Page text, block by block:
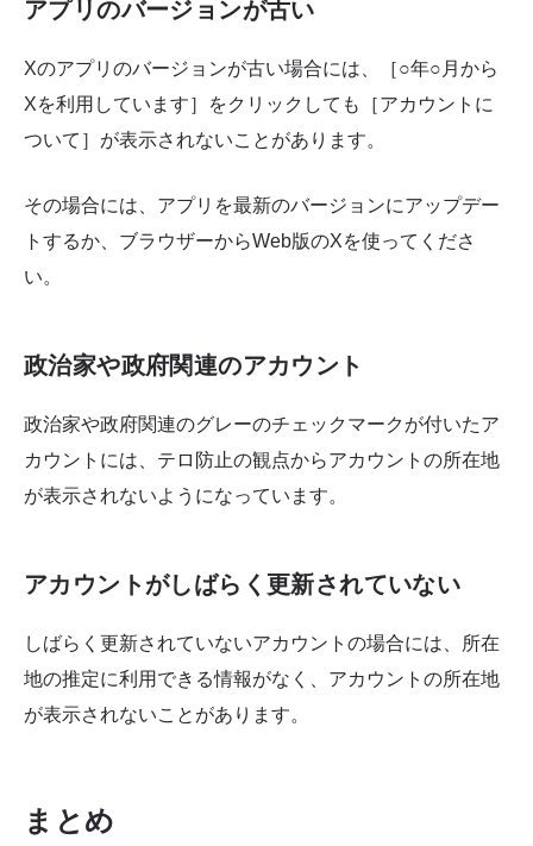
アプリのバージョンが古い
Xのアプリのバージョンが古い場合には、［○年○月から
Xを利用しています］をクリックしても［アカウントに
ついて］が表示されないことがあります。
その場合には、アプリを最新のバージョンにアップデー
トするか、ブラウザーからWeb版のXを使ってくださ
い。
政治家や政府関連のアカウント
政治家や政府関連のグレーのチェックマークが付いたア
カウントには、テロ防止の観点からアカウントの所在地
が表示されないようになっています。
アカウントがしばらく更新されていない
しばらく更新されていないアカウントの場合には、所在
地の推定に利用できる情報がなく、アカウントの所在地
が表示されないことがあります。
まとめ